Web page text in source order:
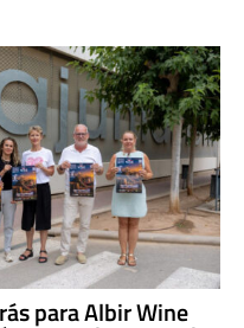
para Albir Wine